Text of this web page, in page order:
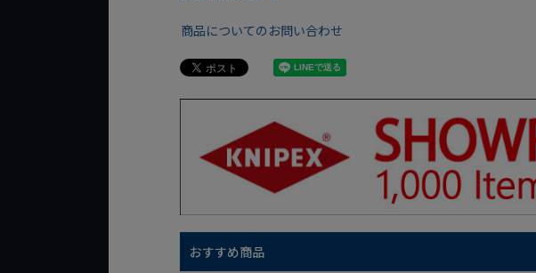
商品についてのお問い合わせ
おすすめ商品